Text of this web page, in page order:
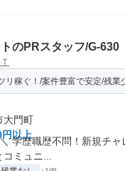
のPRスタッフ/G-630
リ稼ぐ！/案件豊富で安定/残業
大門町
円以上
学歴職歴不問！新規チャ
ミュニ...